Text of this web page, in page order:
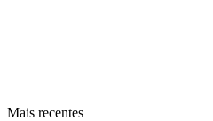
Mais recentes